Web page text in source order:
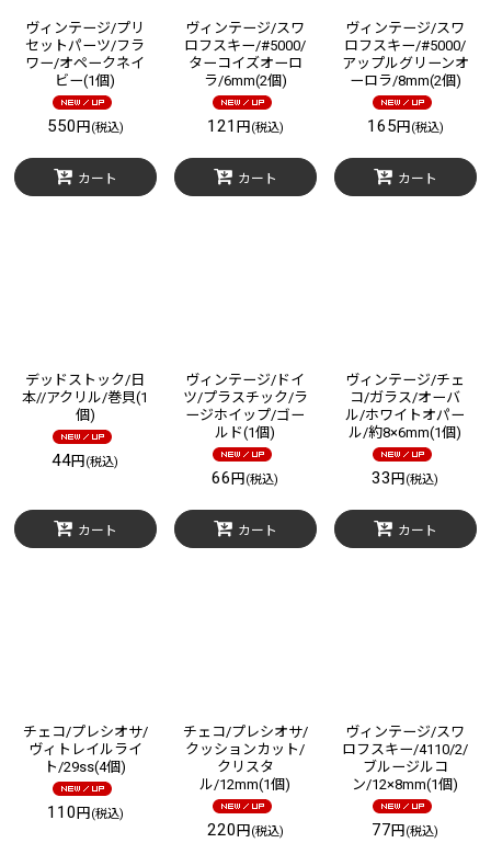
ヴィンテージ/プリ
セットパーツ/フラ
ワー/オペークネイ
ビー(1個)
550 円 (税込)
カート
ヴィンテージ/スワ
ロフスキー/#5000/
ターコイズオーロ
ラ/6mm(2個)
121 円 (税込)
カート
ヴィンテージ/スワ
ロフスキー/#5000/
アップルグリーンオ
ーロラ/8mm(2個)
165 円 (税込)
カート
デッドストック/日
本//アクリル/巻貝(1
個)
44円 (税込)
カート
ヴィンテージ/ドイ
ツ/プラスチック/ラ
ージホイップ/ゴー
ルド(1個)
66円 (税込)
カート
ヴィンテージ/チェ
コ/ガラス/オーバ
ル/ホワイトオパー
ル/約8×6mm(1個)
33円 (税込)
カート
チェコ/プレシオサ/
ヴィトレイルライ
ト/29ss(4個)
110 円 (税込)
チェコ/プレシオサ/
クッションカット/
クリスタ
ル/12mm(1個)
220 円 (税込)
ヴィンテージ/スワ
ロフスキー/4110/2/
ブルージルコ
ン/12×8mm(1個)
77円 (税込)